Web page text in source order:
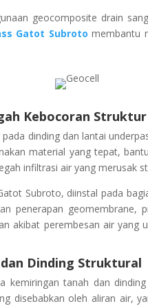
geocomposite drain
Gatot Subroto membantu
Kebocoran
dinding dan lantai
material yang tepat,
infiltrasi air yang merusak
Subroto, diinstal pada
penerapan geomembrane,
akibat perembesan air yang
Dinding Struktural
kemiringan tanah dan
disebabkan oleh aliran air,